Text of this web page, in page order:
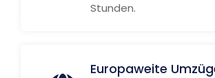
Stunden.
Europaweite